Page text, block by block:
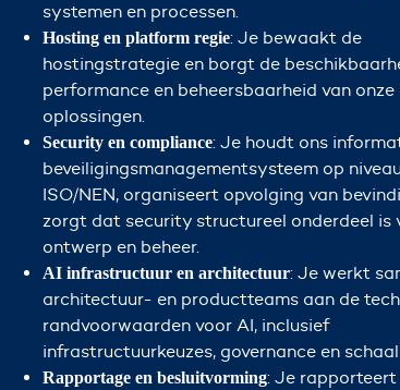
systemen en processen.
Hosting en platform regie: Je bewaakt de
hostingstrategie en borgt de
performance en beheersbaarheid van
oplossingen.
Security en compliance: Je houdt ons
beveiligingsmanagementsysteem op
ISO/NEN, organiseert opvolging van
zorgt dat security structureel onderdeel is
ontwerp en beheer.
AI infrastructuur en architectuur: Je werkt
architectuur- en productteams aan de
randvoorwaarden voor AI, inclusief
infrastructuurkeuzes, governance en
Rapportage en besluitvorming: Je rapporteert